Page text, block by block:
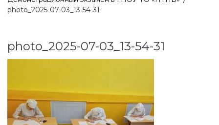
photo_2025-07-03_13-54-31
photo_2025-07-03_13-54-31